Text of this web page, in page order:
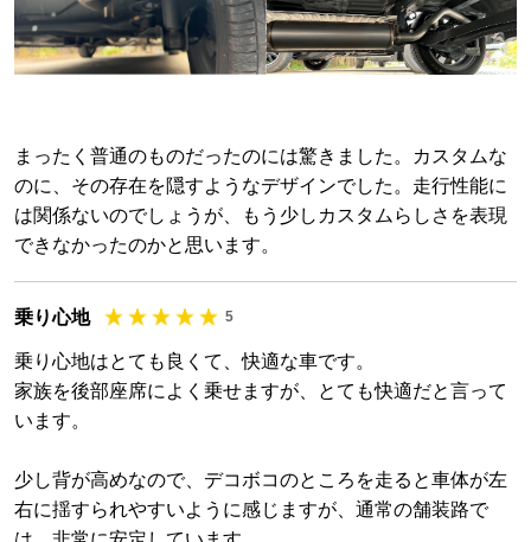
まったく普通のものだったのには驚きました。カスタムな
のに、その存在を隠すようなデザインでした。走行性能に
は関係ないのでしょうが、もう少しカスタムらしさを表現
できなかったのかと思います。
乗り心地 5
乗り心地はとても良くて、快適な車です。
家族を後部座席によく乗せますが、とても快適だと言って
います。
少し背が高めなので、デコボコのところを走ると車体が左
右に揺すられやすいように感じますが、通常の舗装路で